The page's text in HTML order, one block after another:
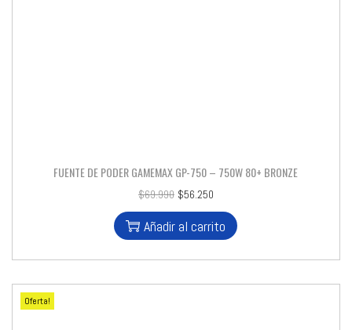
FUENTE DE PODER GAMEMAX GP-750 – 750W 80+ BRONZE
$69.990 $56.250
Añadir al carrito
Oferta!